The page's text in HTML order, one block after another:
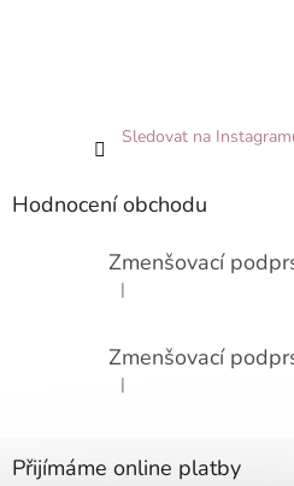
Sledovat na
Hodnocení obchodu
Hodnocení produktu je 3
|
Hodnocení produktu je 4
|
Přijímáme online platby